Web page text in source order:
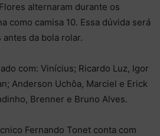
alternaram durante os
como camisa 10. Essa dúvida será
da bola rolar.
com: Vinícius; Ricardo Luz, Igor
Anderson Uchôa, Marciel e Erick
Brenner e Bruno Alves.
Fernando Tonet conta com